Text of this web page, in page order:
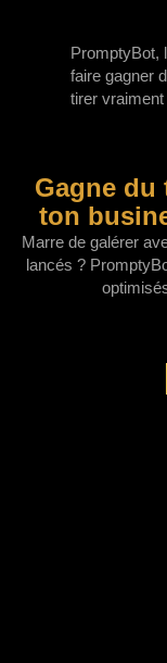
PromptyBot,
faire gagner
tirer vraiment
Gagne du
ton
Marre de galérer
lancés ?